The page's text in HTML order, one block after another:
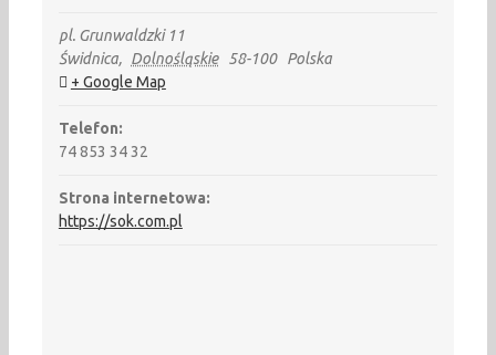
pl. Grunwaldzki 11
Świdnica, Dolnośląskie 58-100
Polska
+ Google Map
Telefon:
74 853 34 32
Strona internetowa:
https://sok.com.pl